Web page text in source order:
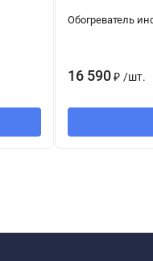
Обогреватель
16 590 ₽ /шт.